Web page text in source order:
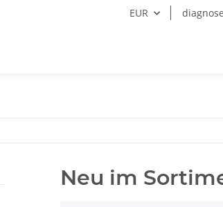
EUR
Neu im